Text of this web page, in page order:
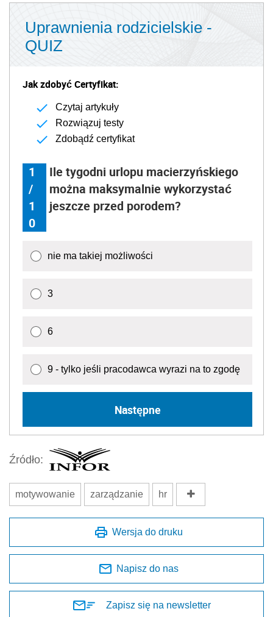
Uprawnienia rodzicielskie -
QUIZ
Jak zdobyć Certyfikat:
Czytaj artykuły
Rozwiązuj testy
Zdobądź certyfikat
1
/
1
0
Ile tygodni urlopu macierzyńskiego
można maksymalnie wykorzystać
jeszcze przed porodem?
nie ma takiej możliwości
3
6
9 - tylko jeśli pracodawca wyrazi na to zgodę
Następne
Źródło:
motywowanie zarządzanie hr
Wersja do druku
Napisz do nas
Zapisz się na newsletter